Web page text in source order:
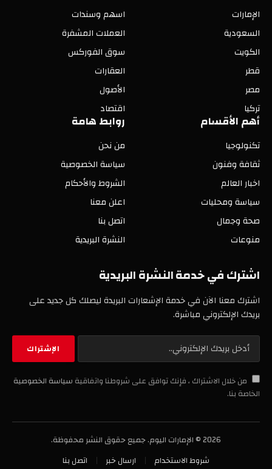
الإمارات
السعودية
الكويت
قطر
مصر
تركيا
اسهم وسندات
العملات المشفرة
سوق الفوركس
العقارات
الأصول
اقتصاد
أهم الأقسام
تكنولوجيا
ثقافة وفنون
اخبار العالم
سياسة ومحليات
صحة وجمال
منوعات
روابط هامة
من نحن
سياسة الخصوصية
الشروط والأحكام
اعلن معنا
اتصل بنا
النشرة البريدية
اشترك في خدمة النشرة البريدية
اشترك معنا الآن في خدمة الإشعارات البريدة ليصلك كل جديد على
بريدك الإلكتروني مباشرة.
من خلال الاشتراك ، فإنك توافق على شروطنا واتفاقية سياسة الخصوصية
الخاصة بنا.
2026 © الإمارات اليوم. جميع حقوق النشر محفوظة.
شروط الاستخدام
ارسال خبر اتصل بنا